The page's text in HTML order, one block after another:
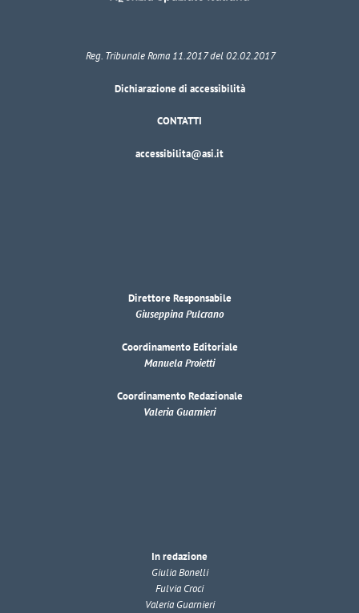
Reg. Tribunale Roma 11.2017 del 02.02.2017
Dichiarazione di accessibilità
CONTATTI
accessibilita@asi.it
Direttore Responsabile
Giuseppina Pulcrano
Coordinamento Editoriale
Manuela Proietti
Coordinamento Redazionale
Valeria Guarnieri
In redazione
Giulia Bonelli
Fulvia Croci
Valeria Guarnieri